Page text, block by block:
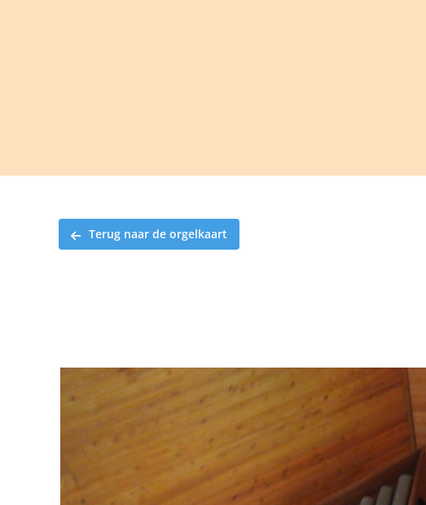
Terug naar de orgelkaart